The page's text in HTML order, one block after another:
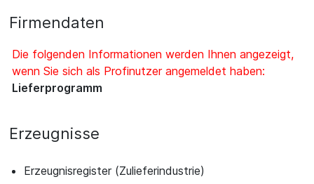
Firmendaten
Die folgenden Informationen werden Ihnen angezeigt,
wenn Sie sich als Profinutzer angemeldet haben:
Lieferprogramm
Erzeugnisse
Erzeugnisregister (Zulieferindustrie)